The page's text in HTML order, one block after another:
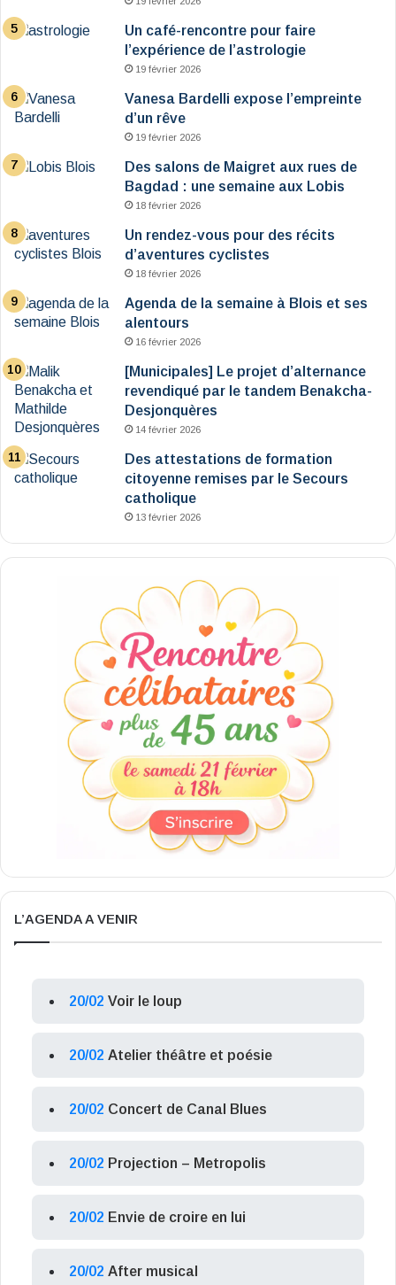
Un café-rencontre pour faire
l’expérience de l’astrologie
19 février 2026
Vanesa Bardelli expose l’empreinte
d’un rêve
19 février 2026
Des salons de Maigret aux rues de
Bagdad : une semaine aux Lobis
18 février 2026
Un rendez-vous pour des récits
d’aventures cyclistes
18 février 2026
Agenda de la semaine à Blois et ses
alentours
16 février 2026
[Municipales] Le projet d’alternance
revendiqué par le tandem Benakcha-
Desjonquères
14 février 2026
Des attestations de formation
citoyenne remises par le Secours
catholique
13 février 2026
L’AGENDA A VENIR
20/02 Voir le loup
20/02 Atelier théâtre et poésie
20/02 Concert de Canal Blues
20/02 Projection – Metropolis
20/02 Envie de croire en lui
20/02 After musical